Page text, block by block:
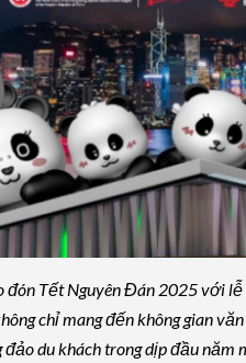
đón Tết Nguyên Đán 2025 với
chỉ mang đến không gian
đảo du khách trong dịp đầu năm